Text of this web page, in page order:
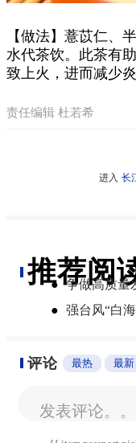
【做法】薏苡仁、
水代茶饮。此茶有
致上火，进而减少炎
责任编辑 杜若希
进入 长
推荐阅
●
●
评论 最热 最新
发表评论。。